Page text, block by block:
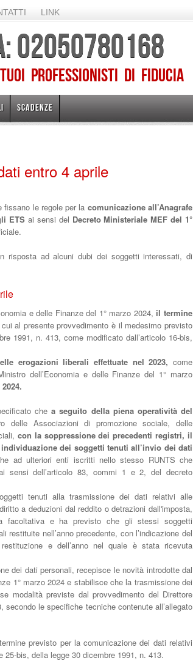
LINK
02050780168
DI FIDUCIA
SCADENZE
entro 4 aprile
le regole per la comunicazione all’Anagrafe
ETS ai sensi del Decreto Ministeriale MEF del 1°
risposta ad alcuni dubi dei soggetti interessati, di
e delle Finanze del 1° marzo 2024, il termine
al presente provvedimento è il medesimo previsto
1991, n. 413, come modificato dall’articolo 16-bis,
erogazioni liberali effettuate nel 2023, come
dell’Economia e delle Finanze del 1° marzo
che a seguito della piena operatività del
delle Associazioni di promozione sociale, delle
con la soppressione dei precedenti registri, il
dei soggetti tenuti all’invio dei dati
ad ulteriori enti iscritti nello stesso RUNTS che
sensi dell’articolo 83, commi 1 e 2, del decreto
tenuti alla trasmissione dei dati relativi alle
a deduzioni dal reddito o detrazioni dall'imposta,
facoltativa e ha previsto che gli stessi soggetti
restituite nell’anno precedente, con l’indicazione del
e dell’anno nel quale è stata ricevuta
dei dati personali, recepisce le novità introdotte dal
1° marzo 2024 e stabilisce che la trasmissione dei
modalità previste dal provvedimento del Direttore
secondo le specifiche tecniche contenute all’allegato
previsto per la comunicazione dei dati relativi
bis, della legge 30 dicembre 1991, n. 413.